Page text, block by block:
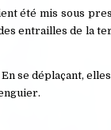
été mis sous
entrailles de la
se déplaçant,